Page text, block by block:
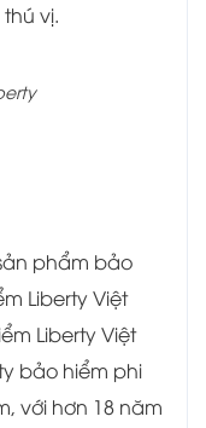
vị.
phẩm bảo
Liberty Việt
Liberty Việt
bảo hiểm phi
với hơn 18 năm